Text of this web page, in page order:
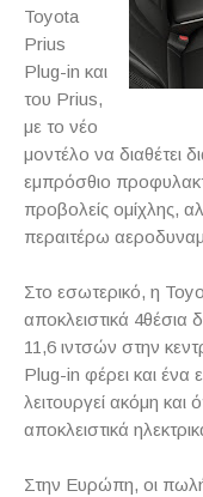
Toyota
Prius
Plug-in και
του Prius,
με το νέο
μοντέλο να διαθέτει
εμπρόσθιο
προβολείς ομίχλης,
περαιτέρω
Στο εσωτερικό, η
αποκλειστικά
11,6 ιντσών στην
Plug-in φέρει και ένα
λειτουργεί ακόμη και
αποκλειστικά
Στην Ευρώπη, οι